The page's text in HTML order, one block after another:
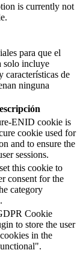
is currently not
para que el
solo incluye
características de
ninguna
ENID cookie is
cookie used for
and to ensure the
sessions.
this cookie to
consent for the
category
Cookie
to store the user
in the